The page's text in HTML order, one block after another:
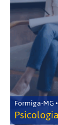
Formiga-MG
Psicologia